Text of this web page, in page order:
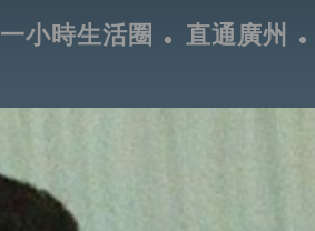
一小時生活圈 直通廣州